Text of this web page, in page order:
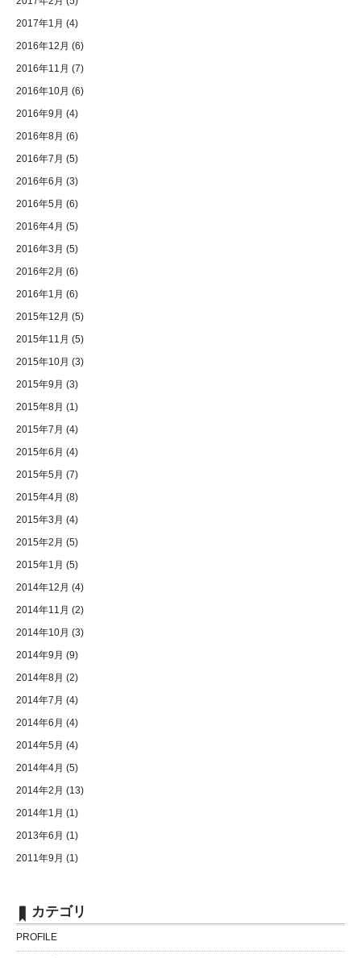
2017年1月 (4)
2016年12月 (6)
2016年11月 (7)
2016年10月 (6)
2016年9月 (4)
2016年8月 (6)
2016年7月 (5)
2016年6月 (3)
2016年5月 (6)
2016年4月 (5)
2016年3月 (5)
2016年2月 (6)
2016年1月 (6)
2015年12月 (5)
2015年11月 (5)
2015年10月 (3)
2015年9月 (3)
2015年8月 (1)
2015年7月 (4)
2015年6月 (4)
2015年5月 (7)
2015年4月 (8)
2015年3月 (4)
2015年2月 (5)
2015年1月 (5)
2014年12月 (4)
2014年11月 (2)
2014年10月 (3)
2014年9月 (9)
2014年8月 (2)
2014年7月 (4)
2014年6月 (4)
2014年5月 (4)
2014年4月 (5)
2014年2月 (13)
2014年1月 (1)
2013年6月 (1)
2011年9月 (1)
カテゴリ
PROFILE